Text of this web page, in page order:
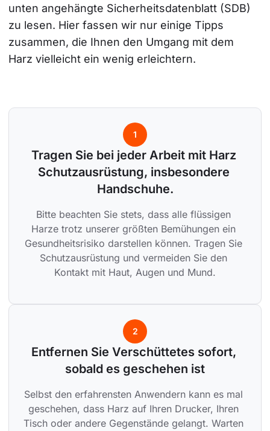
unten angehängte Sicherheitsdatenblatt (SDB)
zu lesen. Hier fassen wir nur einige Tipps
zusammen, die Ihnen den Umgang mit dem
Harz vielleicht ein wenig erleichtern.
1
Tragen Sie bei jeder Arbeit mit Harz
Schutzausrüstung, insbesondere
Handschuhe.
Bitte beachten Sie stets, dass alle flüssigen
Harze trotz unserer größten Bemühungen ein
Gesundheitsrisiko darstellen können. Tragen Sie
Schutzausrüstung und vermeiden Sie den
Kontakt mit Haut, Augen und Mund.
2
Entfernen Sie Verschüttetes sofort,
sobald es geschehen ist
Selbst den erfahrensten Anwendern kann es mal
geschehen, dass Harz auf Ihren Drucker, Ihren
Tisch oder andere Gegenstände gelangt. Warten